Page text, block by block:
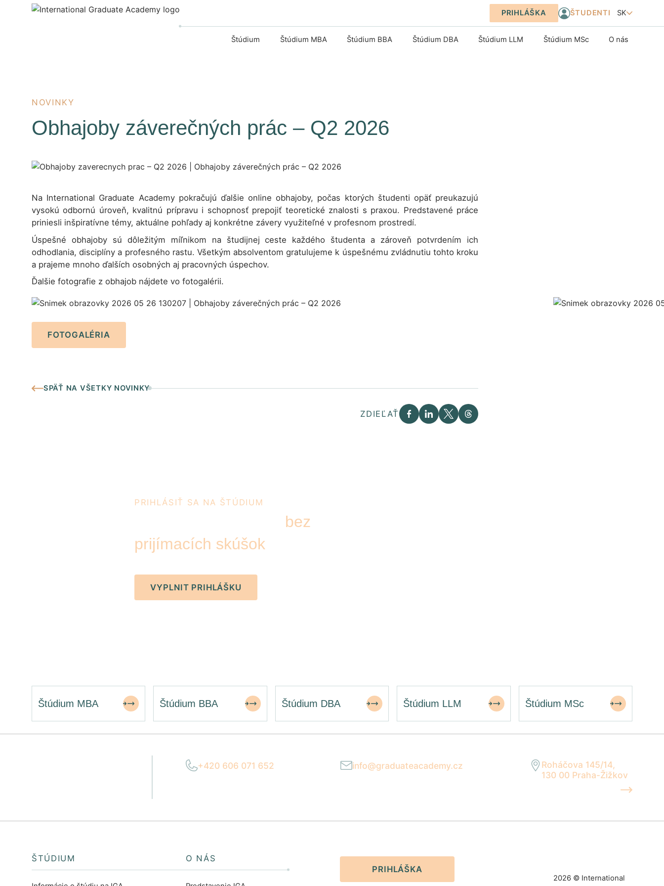
PRIHLÁŠKA ŠTUDENTI SK
Štúdium Štúdium MBA Štúdium BBA Štúdium DBA Štúdium LLM Štúdium MSc O nás
NOVINKY
Obhajoby záverečných prác – Q2 2026
Na International Graduate Academy pokračujú ďalšie online obhajoby, počas ktorých študenti opäť preukazujú
vysokú odbornú úroveň, kvalitnú prípravu i schopnosť prepojiť teoretické znalosti s praxou. Predstavené práce
priniesli inšpiratívne témy, aktuálne pohľady aj konkrétne závery využiteľné v profesnom prostredí.
Úspešné obhajoby sú dôležitým míľnikom na študijnej ceste každého študenta a zároveň potvrdením ich
odhodlania, disciplíny a profesného rastu. Všetkým absolventom gratulujeme k úspešnému zvládnutiu tohto kroku
a prajeme mnoho ďalších osobných aj pracovných úspechov.
Ďalšie fotografie z obhajob nájdete vo fotogalérii.
FOTOGALÉRIA
SPÄŤ NA VŠETKY NOVINKY
ZDIEĽAŤ
PRIHLÁSIŤ SA NA ŠTÚDIUM
bez
prijímacích skúšok
VYPLNIT PRIHLÁŠKU
Štúdium MBA Štúdium BBA Štúdium DBA Štúdium LLM Štúdium MSc
+420 606 071 652 info@graduateacademy.cz
Roháčova 145/14,
130 00 Praha-Žižkov
ŠTÚDIUM O NÁS
PRIHLÁŠKA
2026 © International